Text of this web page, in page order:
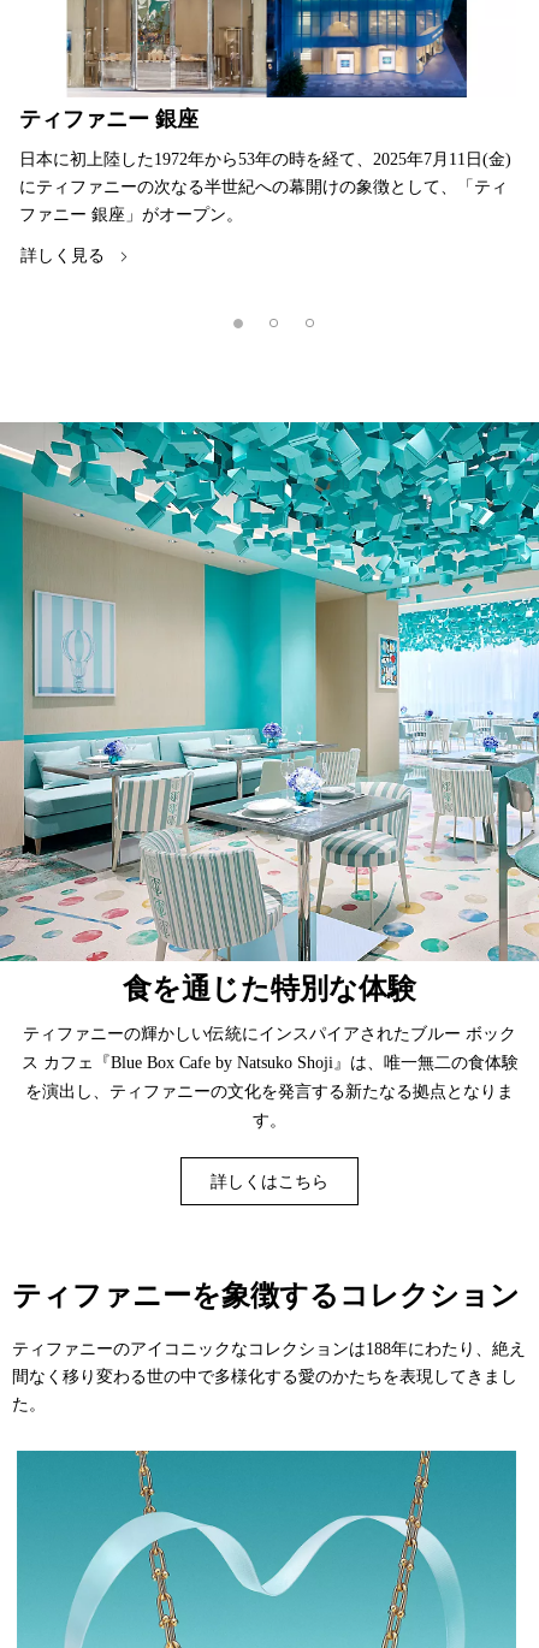
ティファニー 銀座
日本に初上陸した1972年から53年の時を経て、2025年7月11日(金)
にティファニーの次なる半世紀への幕開けの象徴として、「ティ
ファニー 銀座」がオープン。
詳しく見る
食を通じた特別な体験
ティファニーの輝かしい伝統にインスパイアされたブルー ボック
ス カフェ『Blue Box Cafe by Natsuko Shoji』は、唯一無二の食体験
を演出し、ティファニーの文化を発言する新たなる拠点となりま
す。
詳しくはこちら
ティファニーを象徴するコレクション
ティファニーのアイコニックなコレクションは188年にわたり、絶え
間なく移り変わる世の中で多様化する愛のかたちを表現してきまし
た。